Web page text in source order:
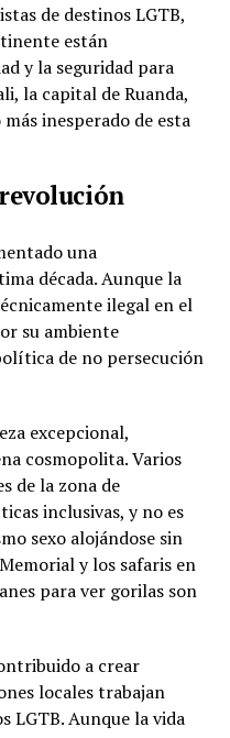
de destinos LGTB,
están
y la seguridad para
la capital de Ruanda,
inesperado de esta
una
década. Aunque la
ilegal en el
su ambiente
de no persecución
excepcional,
cosmopolita. Varios
de la zona de
inclusivas, y no es
sexo alojándose sin
y los safaris en
para ver gorilas son
a crear
locales trabajan
LGTB. Aunque la vida